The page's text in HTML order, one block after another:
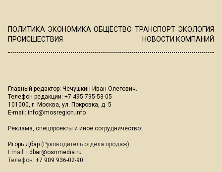
ПОЛИТИКА ЭКОНОМИКА ОБЩЕСТВО ТРАНСПОРТ ЭКОЛОГИЯ
ПРОИСШЕСТВИЯ
НОВОСТИ КОМПАНИЙ
Главный редактор: Чечушкин Иван Олегович.
Телефон редакции: +7 495 795-53-05
101000, г. Москва, ул. Покровка, д. 5
E-mail: info@mosregion.info
Реклама, спецпроекты и иное сотрудничество:
Игорь Дбар (Руководитель отдела продаж)
Email: i.dbar@osnmedia.ru
Телефон: +7 909 936-02-90